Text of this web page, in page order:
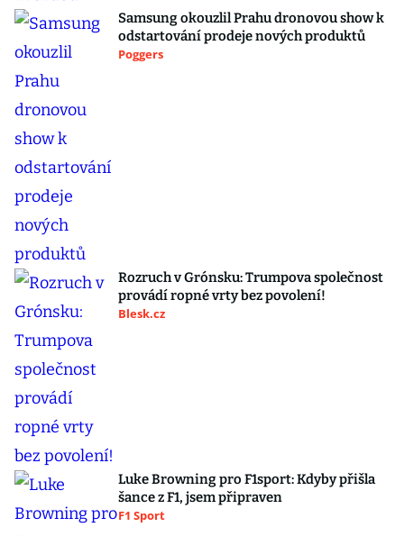
Samsung okouzlil Prahu dronovou show k
odstartování prodeje nových produktů
Poggers
Rozruch v Grónsku: Trumpova společnost
provádí ropné vrty bez povolení!
Blesk.cz
Luke Browning pro F1sport: Kdyby přišla
šance z F1, jsem připraven
F1 Sport